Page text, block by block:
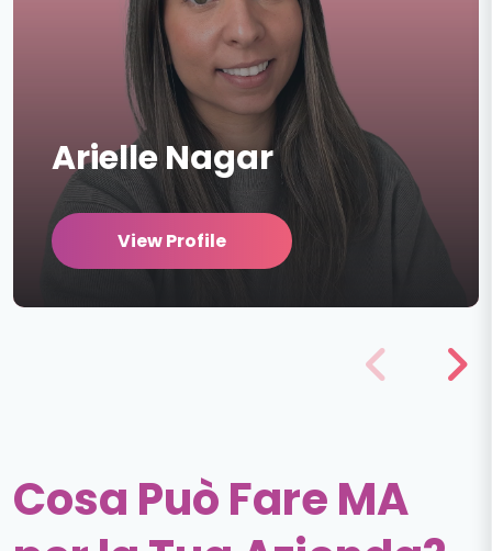
Arielle Nagar
View Profile
Cosa Può Fare MA